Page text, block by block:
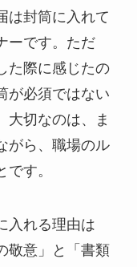
は封筒に入れて
ーです。ただ
た際に感じたの
が必須ではない
大切なのは、ま
がら、職場のル
す。
入れる理由は
敬意」と「書類